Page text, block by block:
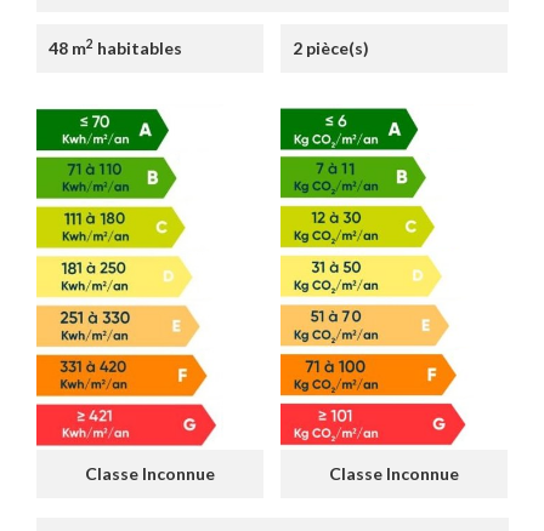
48 m2 habitables 2 pièce(s)
Classe Inconnue Classe Inconnue